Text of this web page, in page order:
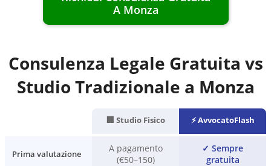
A Monza
Consulenza Legale Gratuita vs
Studio Tradizionale a Monza
🏢 Studio Fisico ⚡ AvvocatoFlash
Prima valutazione
A pagamento
(€50–150)
✓ Sempre
gratuita